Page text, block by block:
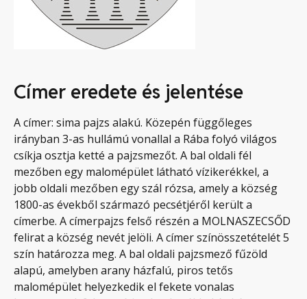
Címer eredete és jelentése
A címer: sima pajzs alakú. Közepén függőleges
irányban 3-as hullámú vonallal a Rába folyó világos
csíkja osztja ketté a pajzsmezőt. A bal oldali fél
mezőben egy malomépület látható vízikerékkel, a
jobb oldali mezőben egy szál rózsa, amely a község
1800-as évekből származó pecsétjéről került a
címerbe. A címerpajzs felső részén a MOLNASZECSŐD
felirat a község nevét jelöli. A címer színösszetételét 5
szín határozza meg. A bal oldali pajzsmező fűzöld
alapú, amelyben arany házfalú, piros tetős
malomépület helyezkedik el fekete vonalas